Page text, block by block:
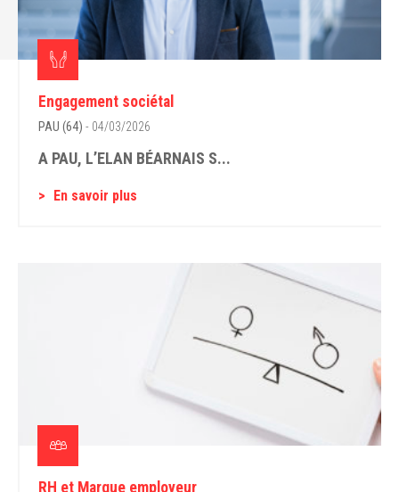
Engagement sociétal
PAU (64) - 04/03/2026
A PAU, L’ELAN BÉARNAIS S...
En savoir plus
RH et Marque employeur